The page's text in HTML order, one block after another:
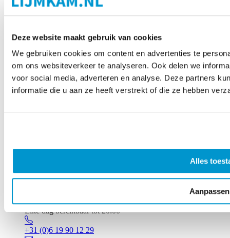
Deze website maakt gebruik van cookies
We gebruiken cookies om content en advertenties te
om ons websiteverkeer te analyseren. Ook delen we
voor social media, adverteren en analyse. Deze partners
informatie die u aan ze heeft verstrekt of die ze hebben
Alles
Aanpassen
Elke dag bereikbaar tot 20:00
+31 (0)6 19 90 12 29